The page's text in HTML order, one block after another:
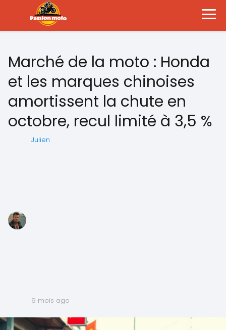
Marché de la moto : Honda
et les marques chinoises
amortissent la chute en
octobre, recul limité à 3,5 %
Julien
9 mois ago